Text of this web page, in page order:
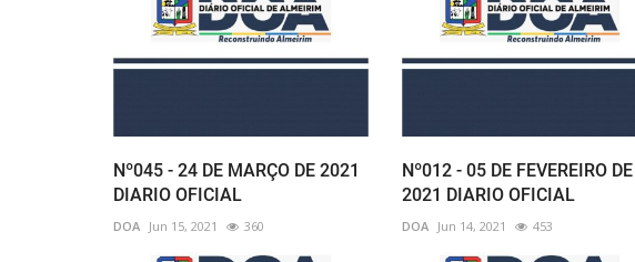
Nº045 - 24 DE MARÇO DE 2021
DIARIO OFICIAL
DOA Jun 15, 2021 360
Nº012 - 05 DE FEVEREIRO DE
2021 DIARIO OFICIAL
DOA Jun 14, 2021 453